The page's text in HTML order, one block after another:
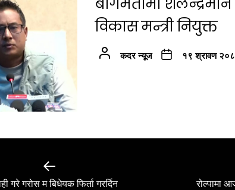
विकास मन्त्री नियुक्त
कदर न्यूज १९ श्रावण
Previous
गरे गरोस म बिधेयक फिर्ता गरर्दिन रोल्पामा